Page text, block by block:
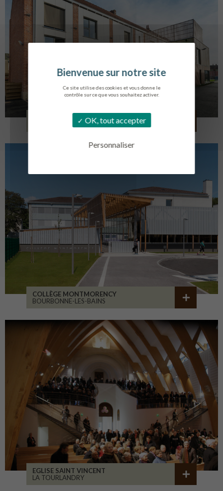
Ce site utilise des cookies et vous donne le
contrôle sur ce que vous souhaitez activer.
OK, tout accepter
Personnaliser
LOG. JEUNES TRAVAILLEURS
COLLÈGE MONTMORENCY
BOURBONNE-LES-BAINS
EGLISE SAINT VINCENT
LA TOURLANDRY